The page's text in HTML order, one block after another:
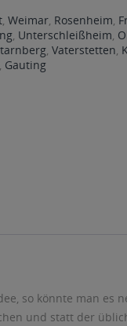
,Weimar, Rosenheim,
, Unterschleißheim,
,Vaterstetten,
, Gauting
so könnte man es
und statt der